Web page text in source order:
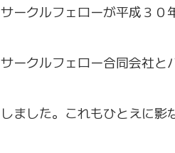
サークルフェローが平成３
サークルフェロー合同会社と
しました。これもひとえに影